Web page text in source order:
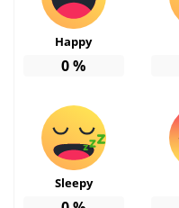
Happy
0%
Sleepy